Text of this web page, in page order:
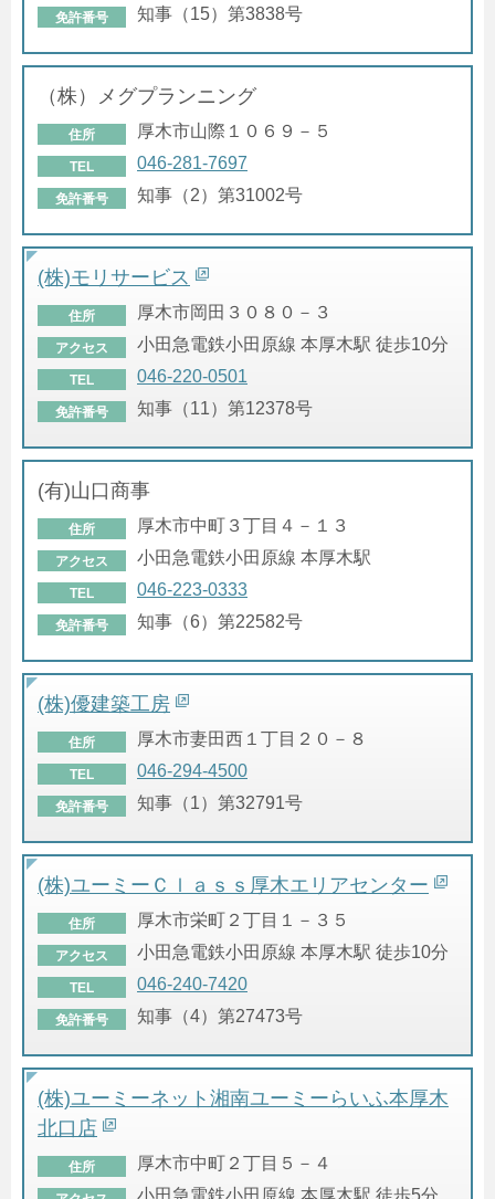
免許番号 知事（15）第3838号
（株）メグプランニング
住所 厚木市山際１０６９－５
TEL 046-281-7697
免許番号 知事（2）第31002号
(株)モリサービス
住所 厚木市岡田３０８０－３
アクセス 小田急電鉄小田原線 本厚木駅 徒歩10分
TEL 046-220-0501
免許番号 知事（11）第12378号
(有)山口商事
住所 厚木市中町３丁目４－１３
アクセス 小田急電鉄小田原線 本厚木駅
TEL 046-223-0333
免許番号 知事（6）第22582号
(株)優建築工房
住所 厚木市妻田西１丁目２０－８
TEL 046-294-4500
免許番号 知事（1）第32791号
(株)ユーミーＣｌａｓｓ厚木エリアセンター
住所 厚木市栄町２丁目１－３５
アクセス 小田急電鉄小田原線 本厚木駅 徒歩10分
TEL 046-240-7420
免許番号 知事（4）第27473号
(株)ユーミーネット湘南ユーミーらいふ本厚木
北口店
住所 厚木市中町２丁目５－４
小田急電鉄小田原線 本厚木駅 徒歩5分